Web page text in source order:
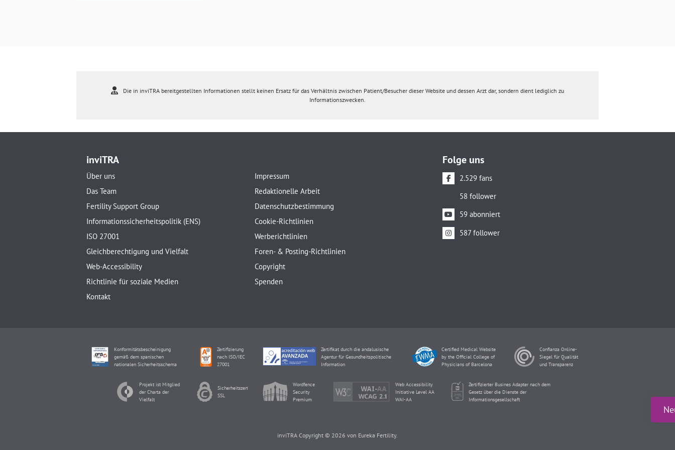
Die in inviTRA bereitgestellten Informationen stellt keinen Ersatz für das Verhältnis zwischen Patient/Besucher dieser Website und dessen Arzt dar, sondern dient lediglich zu
Informationszwecken.
inviTRA
Über uns
Das Team
Fertility Support Group
Informationssicherheitspolitik (ENS)
ISO 27001
Gleichberechtigung und Vielfalt
Web-Accessibility
Richtlinie für soziale Medien
Kontakt
Impressum
Redaktionelle Arbeit
Datenschutzbestimmung
Cookie-Richtlinien
Werberichtlinien
Foren- & Posting-Richtlinien
Copyright
Spenden
Folge uns
2.529 fans
58 follower
59 abonniert
587 follower
Konformitätsbescheinigung
gemäß dem spanischen
nationalen Sicherheitsschema
Zertifizierung
nach ISO/IEC
27001
Zertifikat durch die andalusische
Agentur für Gesundheitspolitische
Information
Certified Medical Website
by the Official College of
Physicians of Barcelona
Confianza Online-
Siegel für Qualität
und Transparenz
Projekt ist Mitglied
der Charta der
Vielfalt
Sicherheitszertifikat
SSL
Wordfence
Security
Premium
Web Accessibility
Initiative Level AA
WAI-AA
Zertifizierter Busines Adapter nach dem
Gesetz über die Dienste der
Informationsgesellschaft
inviTRA Copyright © 2026 von Eureka Fertility.